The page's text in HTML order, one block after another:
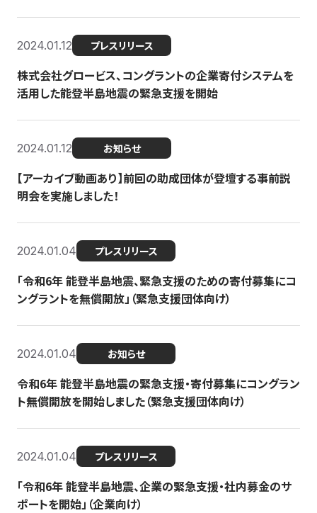
2024.01.12 プレスリリース
株式会社グロービス、コングラントの企業寄付システムを
活用した能登半島地震の緊急支援を開始
2024.01.12 お知らせ
【アーカイブ動画あり】前回の助成団体が登壇する事前説
明会を実施しました！
2024.01.04 プレスリリース
「令和6年 能登半島地震、緊急支援のための寄付募集にコ
ングラントを無償開放」（緊急支援団体向け）
2024.01.04 お知らせ
令和6年 能登半島地震の緊急支援・寄付募集にコングラン
ト無償開放を開始しました（緊急支援団体向け）
2024.01.04 プレスリリース
「令和6年 能登半島地震、企業の緊急支援・社内募金のサ
ポートを開始」（企業向け）